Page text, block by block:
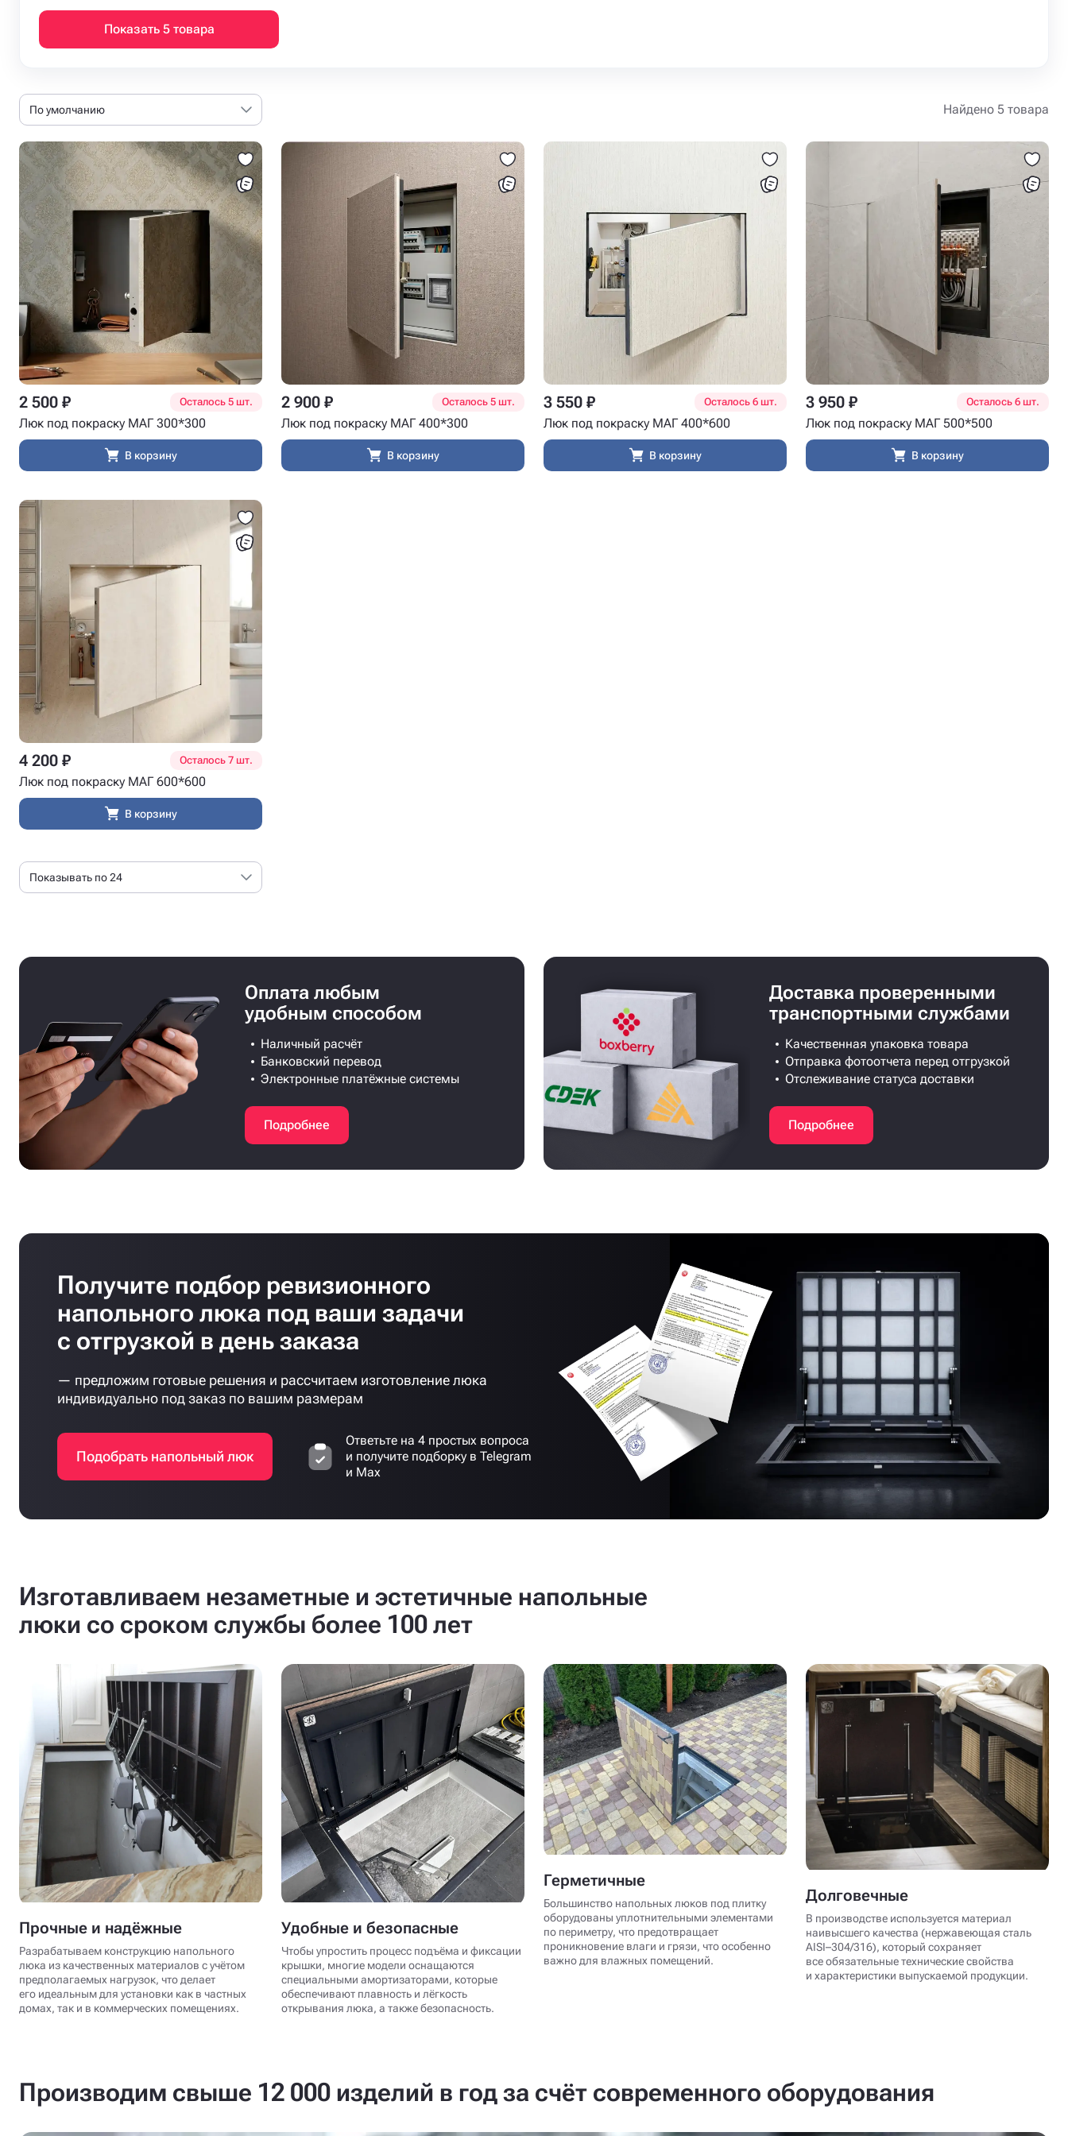
Показать 5 товара
По умолчанию Найдено 5 товара
2 500 ₽ Осталось 5 шт.
Люк под покраску МАГ 300*300
В корзину
2 900 ₽ Осталось 5 шт.
Люк под покраску МАГ 400*300
В корзину
3 550 ₽ Осталось 6 шт.
Люк под покраску МАГ 400*600
В корзину
3 950 ₽ Осталось 6 шт.
Люк под покраску МАГ 500*500
В корзину
4 200 ₽ Осталось 7 шт.
Люк под покраску МАГ 600*600
В корзину
Показывать по 24
Оплата любым
удобным способом
Наличный расчёт
Банковский перевод
Электронные платёжные системы
Подробнее
Доставка проверенными
транспортными службами
Качественная упаковка товара
Отправка фотоотчета перед отгрузкой
Отслеживание статуса доставки
Подробнее
Получите подбор ревизионного
напольного люка под ваши задачи
с отгрузкой в день заказа
— предложим готовые решения и рассчитаем изготовление люка
индивидуально под заказ по вашим размерам
Подобрать напольный люк
Ответьте на 4 простых вопроса
и получите подборку в Telegram
и Max
Изготавливаем незаметные и эстетичные напольные
люки со сроком службы более 100 лет
Прочные и надёжные
Разрабатываем конструкцию напольного
люка из качественных материалов с учётом
предполагаемых нагрузок, что делает
его идеальным для установки как в частных
домах, так и в коммерческих помещениях.
Удобные и безопасные
Чтобы упростить процесс подъёма и фиксации
крышки, многие модели оснащаются
специальными амортизаторами, которые
обеспечивают плавность и лёгкость
открывания люка, а также безопасность.
Герметичные
Большинство напольных люков под плитку
оборудованы уплотнительными элементами
по периметру, что предотвращает
проникновение влаги и грязи, что особенно
важно для влажных помещений.
Долговечные
В производстве используется материал
наивысшего качества (нержавеющая сталь
AISI–304/316), который сохраняет
все обязательные технические свойства
и характеристики выпускаемой продукции.
Производим свыше 12 000 изделий в год за счёт современного оборудования